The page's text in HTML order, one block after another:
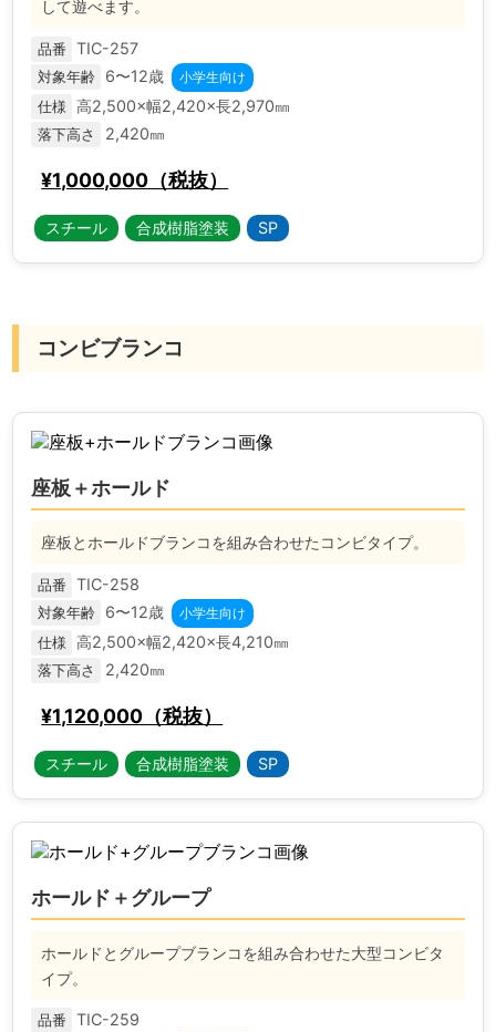
して遊べます。
品番 TIC-257
対象年齢 6〜12歳
小学生向け
仕様
高2,500×幅2,420×長2,970㎜
落下高さ 2,420㎜
¥1,000,000（税抜）
スチール 合成樹脂塗装 SP
コンビブランコ
座板＋ホールド
座板とホールドブランコを組み合わせたコンビタイプ。
品番 TIC-258
対象年齢 6〜12歳
小学生向け
仕様
高2,500×幅2,420×長4,210㎜
落下高さ 2,420㎜
¥1,120,000（税抜）
スチール 合成樹脂塗装 SP
ホールド＋グループ
ホールドとグループブランコを組み合わせた大型コンビタ
イプ。
品番 TIC-259